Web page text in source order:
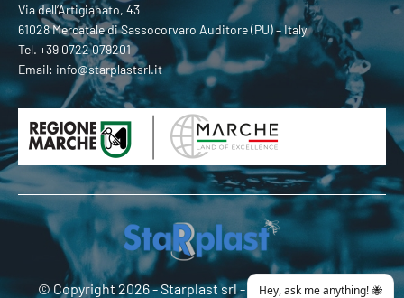
Via dell’Artigianato, 43
61028 Mercatale di Sassocorvaro Auditore (PU) – Italy
Tel. +39 0722 079201
Email: info@starplastsrl.it
© Copyright 2026 -Starplast srl- P.Iva 02274180419 -